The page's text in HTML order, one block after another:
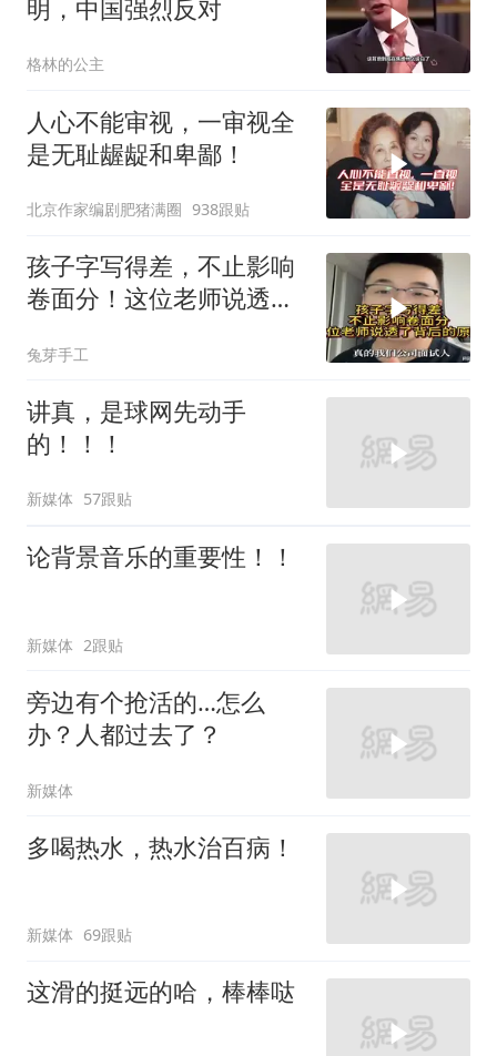
明，中国强烈反对
格林的公主
人心不能审视，一审视全
是无耻龌龊和卑鄙！
北京作家编剧肥猪满圈 938跟贴
孩子字写得差，不止影响
卷面分！这位老师说透了
兔芽手工
讲真，是球网先动手
的！！！
新媒体 57跟贴
论背景音乐的重要性！！
新媒体 2跟贴
旁边有个抢活的…怎么
办？人都过去了？
新媒体
多喝热水，热水治百病！
新媒体 69跟贴
这滑的挺远的哈，棒棒哒